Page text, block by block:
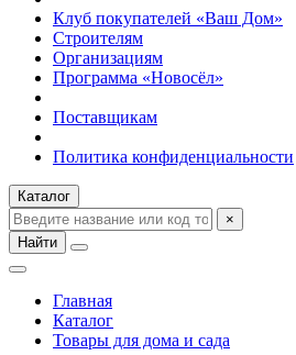
Клуб покупателей «Ваш Дом»
Строителям
Организациям
Программа «Новосёл»
Поставщикам
Политика конфиденциальности
Каталог
×
Найти
Главная
Каталог
Товары для дома и сада